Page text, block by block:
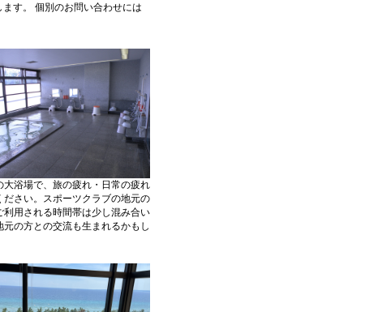
す。 個別のお問い合わせには
大浴場で、旅の疲れ・日常の疲れ
ださい。スポーツクラブの地元の
利用される時間帯は少し混み合い
元の方との交流も生まれるかもし